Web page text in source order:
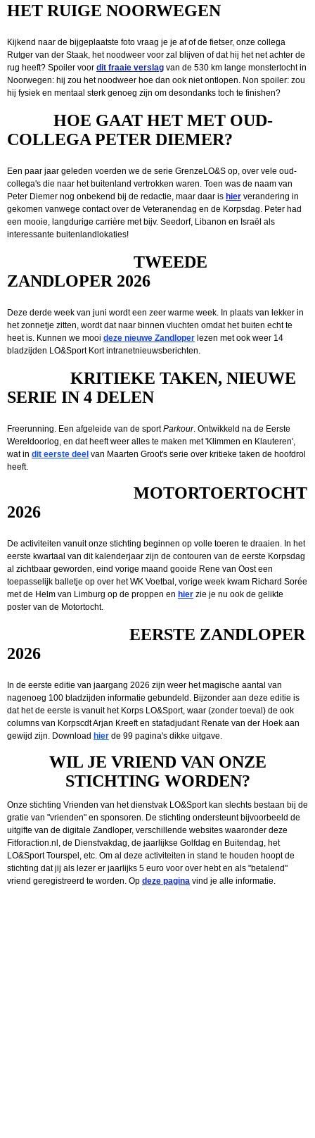
HET RUIGE NOORWEGEN
Kijkend naar de bijgeplaatste foto vraag je je af of de fietser, onze collega
Rutger van der Staak, het noodweer voor zal blijven of dat hij het net achter de
rug heeft? Spoiler voor dit fraaie verslag van de 530 km lange monstertocht in
Noorwegen: hij zou het noodweer hoe dan ook niet ontlopen. Non spoiler: zou
hij fysiek en mentaal sterk genoeg zijn om desondanks toch te finishen?
HOE GAAT HET MET OUD-
COLLEGA PETER DIEMER?
Een paar jaar geleden voerden we de serie GrenzeLO&S op, over vele oud-
collega's die naar het buitenland vertrokken waren. Toen was de naam van
Peter Diemer nog onbekend bij de redactie, maar daar is hier verandering in
gekomen vanwege contact over de Veteranendag en de Korpsdag. Peter had
een mooie, langdurige carrière met bijv. Seedorf, Libanon en Israël als
interessante buitenlandlokaties!
TWEEDE
ZANDLOPER 2026
Deze derde week van juni wordt een zeer warme week. In plaats van lekker in
het zonnetje zitten, wordt dat naar binnen vluchten omdat het buiten echt te
heet is. Kunnen we mooi deze nieuwe Zandloper lezen met ook weer 14
bladzijden LO&Sport Kort intranetnieuwsberichten.
KRITIEKE TAKEN, NIEUWE
SERIE IN 4 DELEN
Freerunning. Een afgeleide van de sportParkour. Ontwikkeld na de Eerste
Wereldoorlog, en dat heeft weer alles te maken met 'Klimmen en Klauteren',
wat in dit eerste deel van Maarten Groot's serie over kritieke taken de hoofdrol
heeft.
MOTORTOERTOCHT
2026
De activiteiten vanuit onze stichting beginnen op volle toeren te draaien. In het
eerste kwartaal van dit kalenderjaar zijn de contouren van de eerste Korpsdag
al zichtbaar geworden, eind vorige maand gooide Rene van Oost een
toepasselijk balletje op over het WK Voetbal, vorige week kwam Richard Sorée
met de Helm van Limburg op de proppen en hier zie je nu ook de gelikte
poster van de Motortocht.
EERSTE ZANDLOPER
2026
In de eerste editie van jaargang 2026 zijn weer het magische aantal van
nagenoeg 100 bladzijden informatie gebundeld. Bijzonder aan deze editie is
dat het de eerste is vanuit het Korps LO&Sport, waar (zonder toeval) de ook
columns van Korpscdt Arjan Kreeft en stafadjudant Renate van der Hoek aan
gewijd zijn. Download hier de 99 pagina's dikke uitgave.
WIL JE VRIEND VAN ONZE
STICHTING WORDEN?
Onze stichting Vrienden van het dienstvak LO&Sport kan slechts bestaan bij de
gratie van "vrienden" en sponsoren. De stichting ondersteunt bijvoorbeeld de
uitgifte van de digitale Zandloper, verschillende websites waaronder deze
Fitforaction.nl, de Dienstvakdag, de jaarlijkse Golfdag en Buitendag, het
LO&Sport Tourspel, etc. Om al deze activiteiten in stand te houden hoopt de
stichting dat jij als lezer er jaarlijks 5 euro voor over hebt en als "betalend"
vriend geregistreerd te worden. Op deze pagina vind je alle informatie.